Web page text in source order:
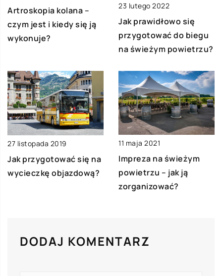
Artroskopia kolana –
czym jest i kiedy się ją
wykonuje?
23 lutego 2022
Jak prawidłowo się
przygotować do biegu
na świeżym powietrzu?
27 listopada 2019
Jak przygotować się na
wycieczkę objazdową?
11 maja 2021
Impreza na świeżym
powietrzu – jak ją
zorganizować?
DODAJ KOMENTARZ